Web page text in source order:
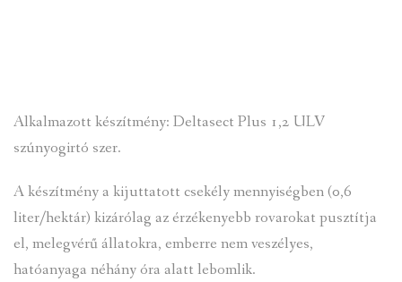
Alkalmazott készítmény: Deltasect Plus 1,2 ULV
szúnyogirtó szer.
A készítmény a kijuttatott csekély mennyiségben (0,6
liter/hektár) kizárólag az érzékenyebb rovarokat pusztítja
el, melegvérű állatokra, emberre nem veszélyes,
hatóanyaga néhány óra alatt lebomlik.